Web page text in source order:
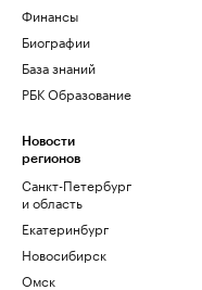
Финансы
Биографии
База знаний
РБК Образование
Новости
регионов
Санкт-Петербург
и область
Екатеринбург
Новосибирск
Омск